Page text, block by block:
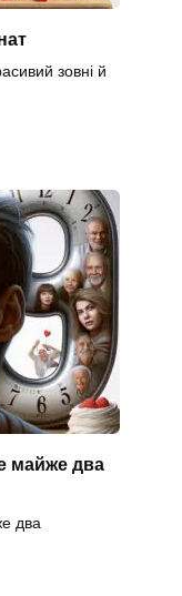
зовні й
майже два
два